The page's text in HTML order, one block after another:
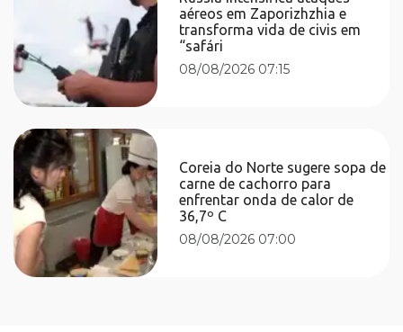
aéreos em Zaporizhzhia e
transforma vida de civis em
“safári
08/08/2026 07:15
Coreia do Norte sugere sopa de
carne de cachorro para
enfrentar onda de calor de
36,7º C
08/08/2026 07:00